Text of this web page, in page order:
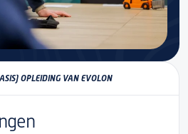
OPLEIDING VAN EVOLON